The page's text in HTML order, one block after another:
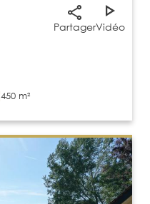
PartagerVidéo
450 m²